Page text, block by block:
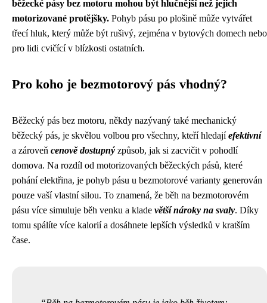
běžecké pásy bez motoru mohou být hlučnější než jejich
motorizované protějšky. Pohyb pásu po plošině může vytvářet
třecí hluk, který může být rušivý, zejména v bytových domech nebo
pro lidi cvičící v blízkosti ostatních.
Pro koho je bezmotorový pás vhodný?
Běžecký pás bez motoru, někdy nazývaný také mechanický
běžecký pás, je skvělou volbou pro všechny, kteří hledajíefektivní
a zároveň cenově dostupný způsob, jak si zacvičit v pohodlí
domova. Na rozdíl od motorizovaných běžeckých pásů, které
pohání elektřina, je pohyb pásu u bezmotorové varianty generován
pouze vaší vlastní silou. To znamená, že běh na bezmotorovém
pásu více simuluje běh venku a klade větší nároky na svaly. Díky
tomu spálíte více kalorií a dosáhnete lepších výsledků v kratším
čase.